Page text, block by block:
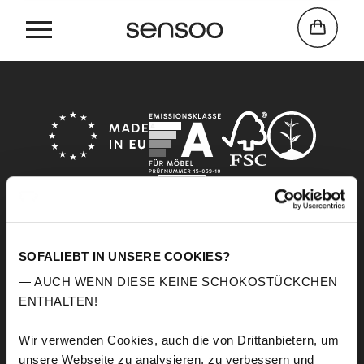
SOFALIEBT IN UNSERE COOKIES?
— AUCH WENN DIESE KEINE SCHOKOSTÜCKCHEN
ENTHALTEN!
Wir verwenden Cookies, auch die von Drittanbietern, um
unsere Webseite zu analysieren, zu verbessern und
Home
Sensoo
A propos de nous
Service
Échantillons de tissus